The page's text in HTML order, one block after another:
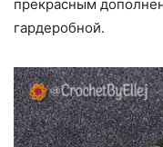
прекрасным
гардеробной.